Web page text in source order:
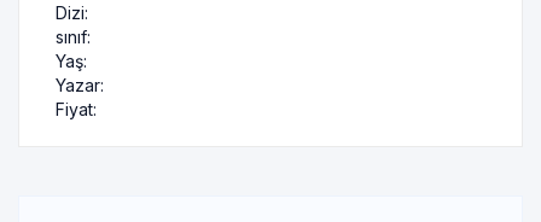
Dizi:
sınıf:
Yaş:
Yazar:
Fiyat: